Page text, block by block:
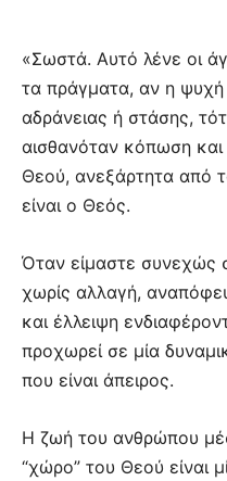
«Σωστά. Αυτό λένε οι
τα πράγματα, αν η
αδράνειας ή στάσης,
αισθανόταν κόπωση και
Θεού, ανεξάρτητα από
είναι ο Θεός.
Όταν είμαστε συνεχώς
χωρίς αλλαγή,
και έλλειψη
προχωρεί σε μία
που είναι άπειρος.
Η ζωή του ανθρώπου
“χώρο” του Θεού είναι